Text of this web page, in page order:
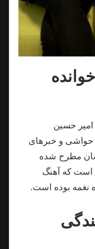
امیر حسین
حواشی و خبرهای
مطرح شده
است که آهنگ
نغمه بوده است.